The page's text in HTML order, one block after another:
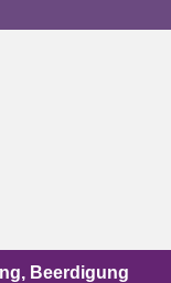
Beerdigung